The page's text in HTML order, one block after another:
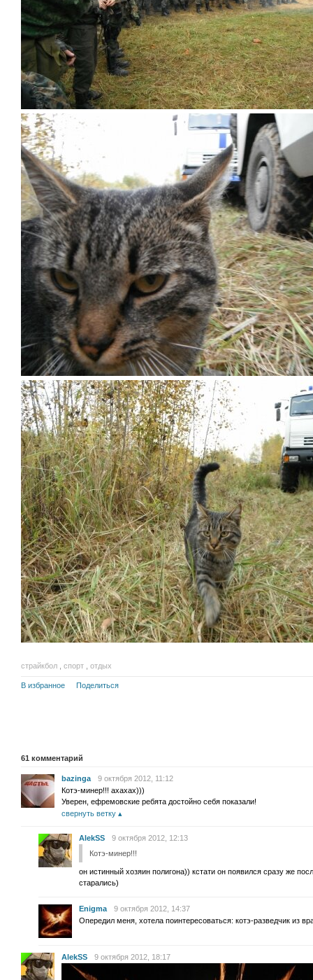
страйкбол спорт отдых
В избранное Поделиться
61 комментарий
bazinga
9 октября 2012, 11:12
Котэ-минер!!! ахахах)))
Уверен, ефремовские ребята достойно себя показали!
свернуть ветку
AlekSS
9 октября 2012, 12:13
Котэ-минер!!!
он истинный хозяин полигона)) кстати он появился сразу же
старались)
Enigma
9 октября 2012, 14:37
Опередил меня, хотела поинтересоваться: котэ-разведчик из
AlekSS 9 октября 2012, 18:17